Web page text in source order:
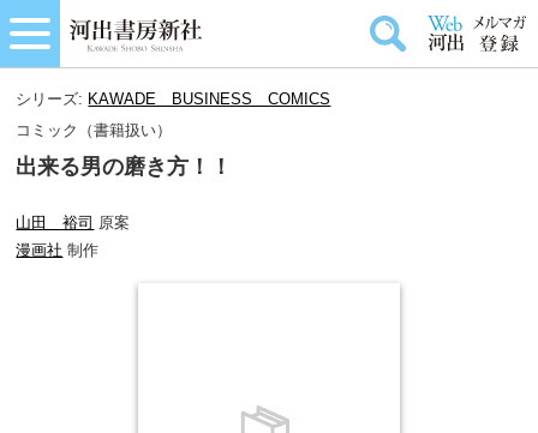
シリーズ: KAWADE BUSINESS COMICS
コミック（書籍扱い）
出来る男の磨き方！！
山田 裕司 原案
漫画社 制作